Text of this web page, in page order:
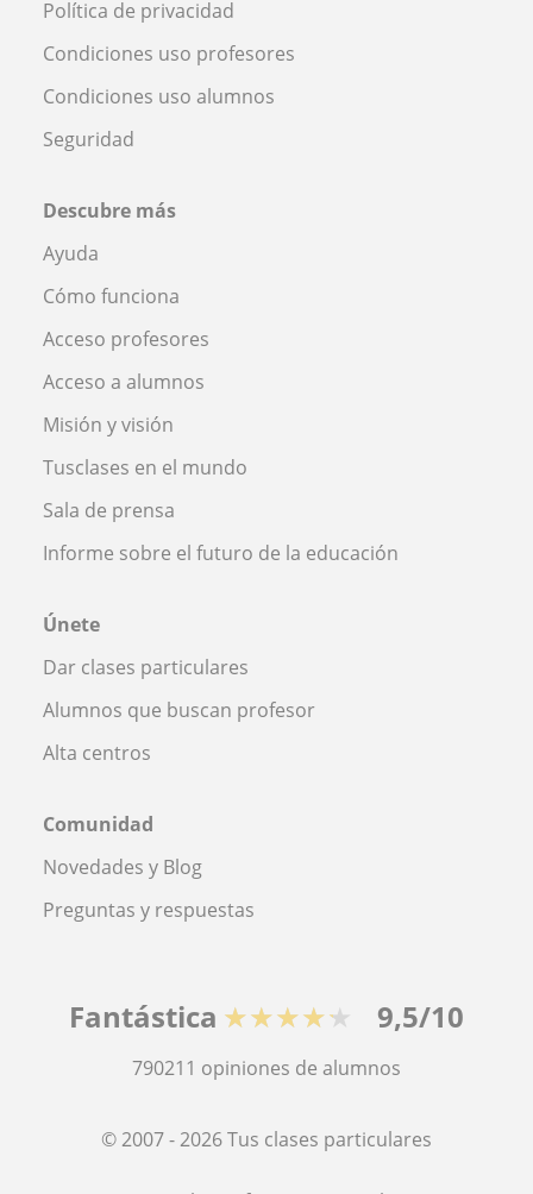
Política de privacidad
Condiciones uso profesores
Condiciones uso alumnos
Seguridad
Descubre más
Ayuda
Cómo funciona
Acceso profesores
Acceso a alumnos
Misión y visión
Tusclases en el mundo
Sala de prensa
Informe sobre el futuro de la educación
Únete
Dar clases particulares
Alumnos que buscan profesor
Alta centros
Comunidad
Novedades y Blog
Preguntas y respuestas
Fantástica ★★★★★ 9,5/10
790211 opiniones de alumnos
© 2007 - 2026 Tus clases particulares